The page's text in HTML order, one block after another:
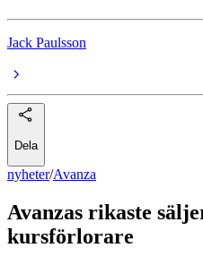
Jack Paulsson
Dela
nyheter/Avanza
Avanzas rikaste
kursförlorare